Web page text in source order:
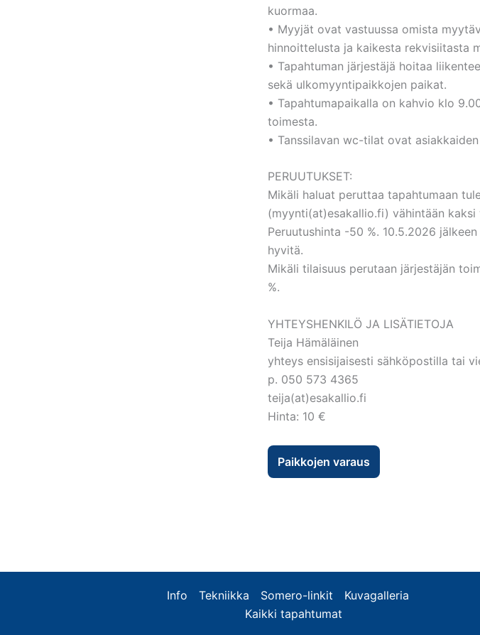
kuormaa.
• Myyjät ovat vastuussa omista
hinnoittelusta ja kaikesta rekvisiitasta
• Tapahtuman järjestäjä hoitaa
sekä ulkomyyntipaikkojen paikat.
• Tapahtumapaikalla on kahvio klo
toimesta.
• Tanssilavan wc-tilat ovat
PERUUTUKSET:
Mikäli haluat peruttaa tapahtumaan
(myynti(at)esakallio.fi) vähintään kaksi
Peruutushinta -50 %. 10.5.2026
hyvitä.
Mikäli tilaisuus perutaan järjestäjän
%.
YHTEYSHENKILÖ JA LISÄTIETOJA
Teija Hämäläinen
yhteys ensisijaisesti sähköpostilla tai
p. 050 573 4365
teija(at)esakallio.fi
Hinta: 10 €
Paikkojen varaus
Info Tekniikka Somero-linkit
Kuvagalleria
Kaikki tapahtumat